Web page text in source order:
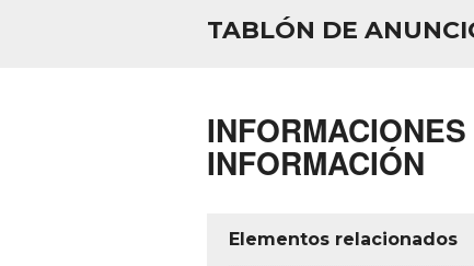
TABLÓN DE
INFORMACIÓN
Elementos relacionados